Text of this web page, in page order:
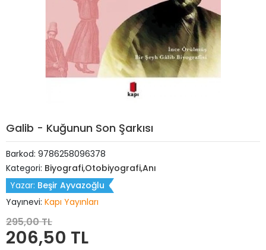
Galib - Kuğunun Son Şarkısı
Barkod: 9786258096378
Kategori: Biyografi,Otobiyografi,Anı
Yazar: Beşir Ayvazoğlu
Yayınevi: Kapı Yayınları
295,00 TL
206,50 TL